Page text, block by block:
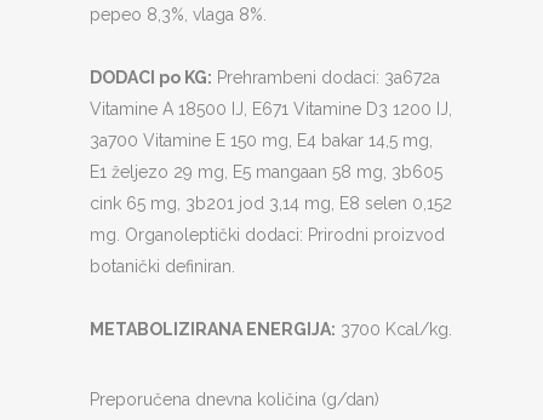
pepeo 8,3%, vlaga 8%.
DODACI po KG: Prehrambeni dodaci: 3a672a
Vitamine A 18500 IJ, E671 Vitamine D3 1200 IJ,
3a700 Vitamine E 150 mg, E4 bakar 14,5 mg,
E1 željezo 29 mg, E5 mangaan 58 mg, 3b605
cink 65 mg, 3b201 jod 3,14 mg, E8 selen 0,152
mg. Organoleptički dodaci: Prirodni proizvod
botanički definiran.
METABOLIZIRANA ENERGIJA: 3700 Kcal/kg.
Preporučena dnevna količina (g/dan)